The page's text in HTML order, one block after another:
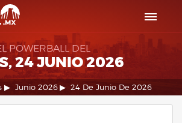
POWERBALL DEL
24 JUNIO 2026
Junio 2026 24 De Junio De 2026